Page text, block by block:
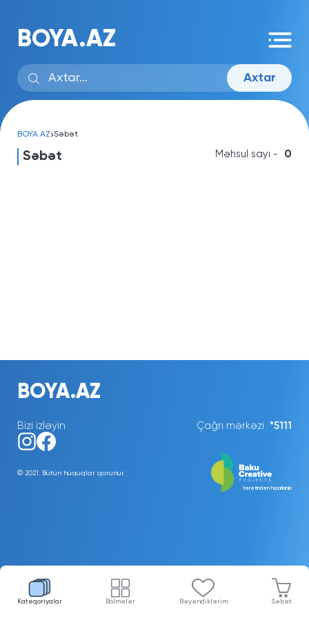
BOYA.AZ
Axtar
Kateqoriyalar Bölmələr Bəyəndiklərim Səbət
BOYA.AZ Səbət
Səbət Məhsul sayı - 0
BOYA.AZ
Çağrı mərkəzi *5111
Bizi izləyin
© 2021. Bütün hüquqlar qorunur.
tərəfindən hazırlanıb